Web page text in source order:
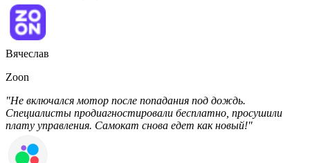
Вячеслав
Zoon
"Не включался мотор после попадания под дождь.
Специалисты продиагностировали бесплатно, просушили
плату управления. Самокат снова едет как новый!"